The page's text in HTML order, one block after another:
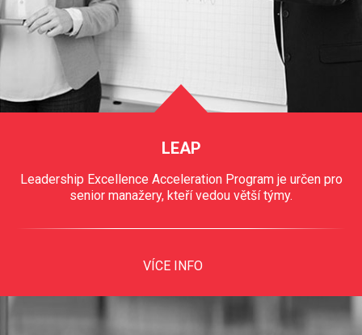
LEAP
Leadership Excellence Acceleration Program je určen pro
senior manažery, kteří vedou větší týmy.
VÍCE INFO